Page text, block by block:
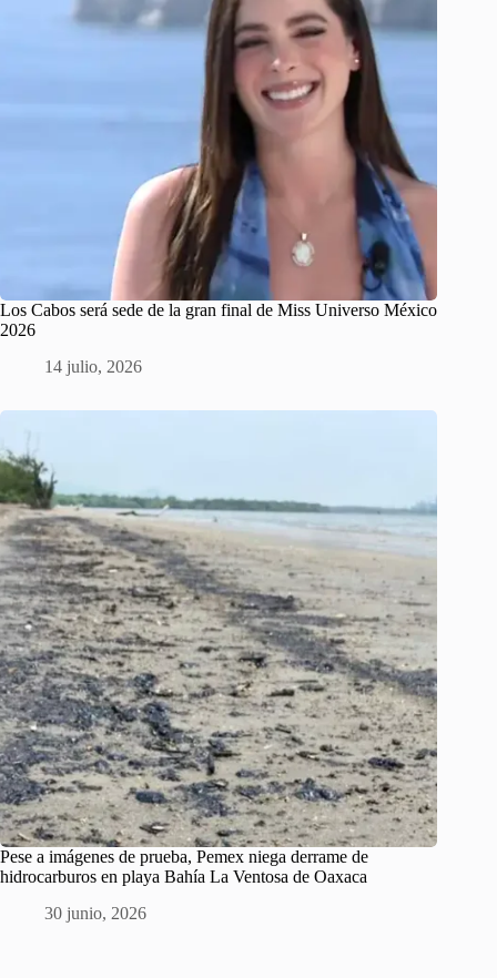
Los Cabos será sede de la gran final de Miss Universo México
2026
14 julio, 2026
Pese a imágenes de prueba, Pemex niega derrame de
hidrocarburos en playa Bahía La Ventosa de Oaxaca
30 junio, 2026